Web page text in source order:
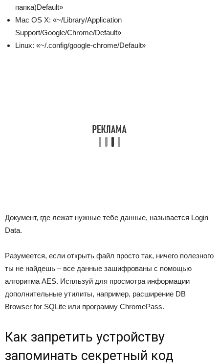
папка)Default»
Mac OS X: «~/Library/Application
Support/Google/Chrome/Default»
Linux: «~/.config/google-chrome/Default»
Документ, где лежат нужные тебе данные, называется Login
Data.
Разумеется, если открыть файл просто так, ничего полезного
ты не найдешь – все данные зашифрованы с помощью
алгоритма AES. Испльзуй для просмотра информации
дополнительные утилиты, например, расширение DB
Browser for SQLite или программу ChromePass.
Как запретить устройству
запоминать секретный код